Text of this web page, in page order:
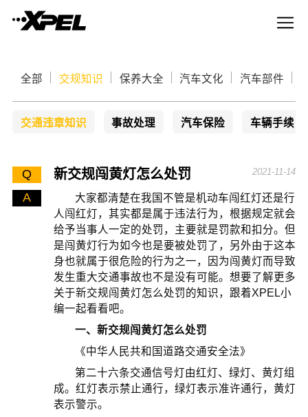
全部 交规知识 保养大全 汽车文化 汽车部件
交通违章知识 事故处理 汽车保险 车辆手续
Q 新交规闯黄灯怎么处罚 2021-11-14
A
大家都清楚在我国不管是机动车闯红灯还是行
人闯红灯，其实都是属于违法行为，根据规定就会
给予当事人一定的处罚，主要就是罚款和扣分。但
是闯黄灯行为如今也是要被处罚了，另外由于这本
身也就属于很危险的行为之一，因为闯黄灯而导致
发生重大交通事故也不是没有可能。想要了解更多
关于新交规闯黄灯怎么处罚的知识，跟着XPEL小
编一起看看吧。
一、新交规闯黄灯怎么处罚
《中华人民共和国道路交通安全法》
第二十六条交通信号灯由红灯、绿灯、黄灯组
成。红灯表示禁止通行，绿灯表示准许通行，黄灯
表示警示。